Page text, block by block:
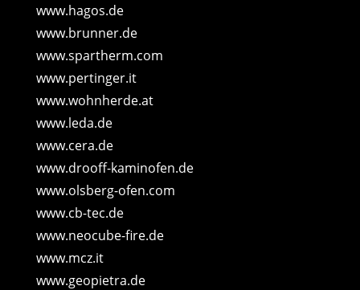
www.hagos.de
www.brunner.de
www.spartherm.com
www.pertinger.it
www.wohnherde.at
www.leda.de
www.cera.de
www.drooff-kaminofen.de
www.olsberg-ofen.com
www.cb-tec.de
www.neocube-fire.de
www.mcz.it
www.geopietra.de